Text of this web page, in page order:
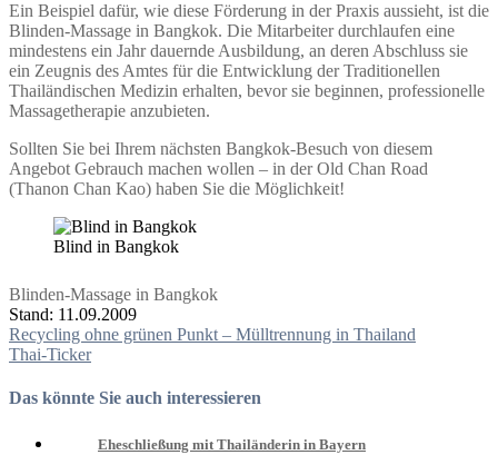
Ein Beispiel dafür, wie diese Förderung in der Praxis aussieht, ist die
Blinden-Massage in Bangkok. Die Mitarbeiter durchlaufen eine
mindestens ein Jahr dauernde Ausbildung, an deren Abschluss sie
ein Zeugnis des Amtes für die Entwicklung der Traditionellen
Thailändischen Medizin erhalten, bevor sie beginnen, professionelle
Massagetherapie anzubieten.
Sollten Sie bei Ihrem nächsten Bangkok-Besuch von diesem
Angebot Gebrauch machen wollen – in der Old Chan Road
(Thanon Chan Kao) haben Sie die Möglichkeit!
Blind in Bangkok
Blinden-Massage in Bangkok
Stand: 11.09.2009
Beitragsnavigation
Recycling ohne grünen Punkt – Mülltrennung in Thailand
Thai-Ticker
Das könnte Sie auch interessieren
Eheschließung mit Thailänderin in Bayern